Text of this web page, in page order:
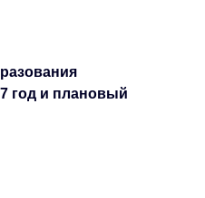
год и плановый